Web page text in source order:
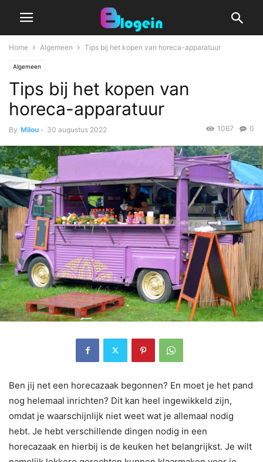
Home Algemeen Tips bij het kopen van horeca-apparatuur
Algemeen
Tips bij het kopen van
horeca-apparatuur
By Milou - 30 augustus 2022 0
1067
Ben jij net een horecazaak begonnen? En moet je het pand
nog helemaal inrichten? Dit kan heel ingewikkeld zijn,
omdat je waarschijnlijk niet weet wat je allemaal nodig
hebt. Je hebt verschillende dingen nodig in een
horecazaak en hierbij is de keuken het belangrijkst. Je wilt